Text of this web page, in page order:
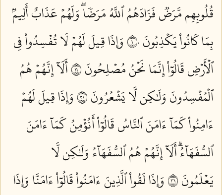
قُلُوبِهِم مَّرَضٞ فَزَادَهُمُ ٱللَّهُ مَرَضٗاۖ وَلَهُمۡ عَذَابٌ أَلِيمُۢ
بِمَا كَانُواْ يَكۡذِبُونَ ١٠
وَإِذَا قِيلَ لَهُمۡ لَا تُفۡسِدُواْ فِي
ٱلۡأَرۡضِ قَالُوٓاْ إِنَّمَا نَحۡنُ مُصۡلِحُونَ ١١
أَلَآ إِنَّهُمۡ هُمُ
ٱلۡمُفۡسِدُونَ وَلَٰكِن لَّا يَشۡعُرُونَ ١٢
وَإِذَا قِيلَ لَهُمۡ
ءَامِنُواْ كَمَآ ءَامَنَ ٱلنَّاسُ قَالُوٓاْ أَنُؤۡمِنُ كَمَآ ءَامَنَ
ٱلسُّفَهَآءُۗ أَلَآ إِنَّهُمۡ هُمُ ٱلسُّفَهَآءُ وَلَٰكِن لَّا
يَعۡلَمُونَ ١٣
وَإِذَا لَقُواْ ٱلَّذِينَ ءَامَنُواْ قَالُوٓاْ ءَامَنَّا وَإِذَا